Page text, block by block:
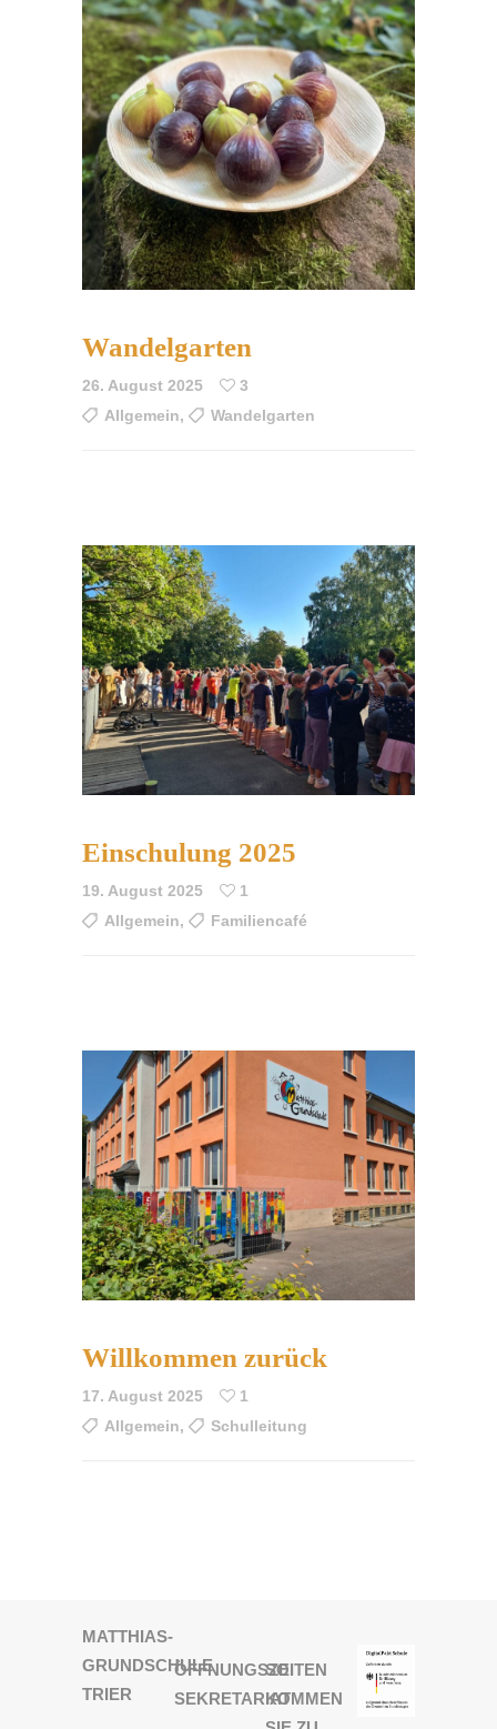
Wandelgarten
26. August 2025
3
Allgemein, Wandelgarten
Einschulung 2025
19. August 2025
1
Allgemein, Familiencafé
Willkommen zurück
17. August 2025
1
Allgemein, Schulleitung
MATTHIAS-
GRUNDSCHULE
TRIER
ÖFFNUNGSZEITEN
SEKRETARIAT
SO
KOMMEN